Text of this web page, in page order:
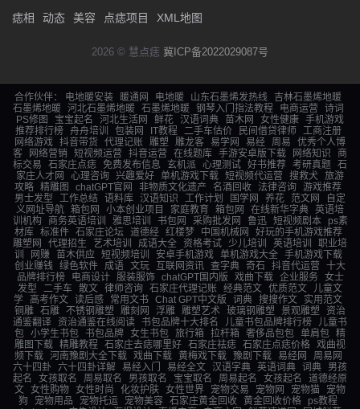
痣相 动态 美容 点痣项目 XML地图
2026 © 慧点痣 冀ICP备2022029087号
合作伙伴： 电地暖安装 暖通网 电地暖 山东石墨烯发热线
吉林石墨烯地暖
石墨烯地暖
河北石墨烯地暖 石墨烯地暖 钢琴入门指法教程 电商运营
诗词
PS修图
宝宝起名 河北生活网 鲜花 汉语词典 苗木网 女性健康 手机游戏
推荐排行榜
舟舟培训 包装网 IT教程 二手车估价 民间借贷律师
工商注册
网络游戏 抖音带货 代理记账 雕塑 雕龙客 易学网 易经 周易
优秀个人博
客
网络营销 短视频运营 抖音运营 在线题库 手游安卓版下载 网络知识
商
标交易
石家庄点痣 免费发布信息 玄机派 心理测试 好书推荐 考研真题 石
家庄人才网
心理咨询 兴趣爱好 单机游戏下载 短视频代运营 搜救犬 旅游
攻略 精雕图 chatGPT官网 非物质文化遗产 名酒回收 法律咨询 游戏推荐
男士发型
工作总结 语料库 汉语知识 工作计划 国学网 养花 范文网
自定
义网址导航 箱包网 小本创业项目 家庭教育 箱包网 在线新华字典 英语培
训机构
商务英语培训 雅思培训 书包网 采购批发网 鲁迅 短视频剧本
ps素
材库
标准件 石家庄论坛 道德经 红楼梦 中国机械网
好玩的手机游戏推荐
雕塑网
代理招生 艺术培训 成语大全 资格考试 少儿培训 英语培训
职业培
训
网赚 苗木供应 短视频培训 安卓手机游戏 单机游戏大全
手机游戏下载
创业赚钱
绿色软件 成语 文玩 互联网资讯 查字典 奇石 抖音代运营 十大
品牌排行榜
电商设计 服装服饰 chatGPT国内版 戏曲下载 企业服务
女士
发型
二手车 散文 律师咨询 石家庄代理记账 经典范文 优质范文
儿童文
学 高考作文 读后感 常用文书 Chat GPT中文版 词典 搜搜作文
实用范文
铜雕 石雕 不锈钢雕塑 雕刻网 浮雕 雕塑艺术 玻璃钢雕塑 景观雕塑
资治
通鉴翻译
资治通鉴在线阅读 书包品牌十大排名 儿童书包品牌排行榜
儿童书
包 小学生书包 书包品牌 女生书包 旅行箱 拉杆箱 奢侈品包包 单肩包 精
雕图下载 精雕教程 石家庄去痣哪里好 石家庄祛痣 石家庄点痣价格 戏曲视
频下载
河南豫剧大全下载 戏曲下载 黄梅戏下载 豫剧下载 易经网
周易网
六十四卦
六十四卦详解 易经入门 易经全文 汉语字典 英语词典 词典
男孩
起名
女孩取名 周易取名 男孩取名 宝宝取名 周易起名 女孩起名
道德经原
文 女性购物 女性时尚 化妆护肤 女性世界 宠物交易 宠物网 宠物猫
宠物
狗
宠物用品 宠物托运 宠物美容 石家庄黄金回收 黄金回收价格
ps教程